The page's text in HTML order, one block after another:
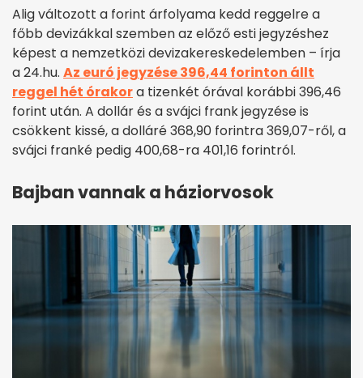
Alig változott a forint árfolyama kedd reggelre a
főbb devizákkal szemben az előző esti jegyzéshez
képest a nemzetközi devizakereskedelemben – írja
a 24.hu. Az euró jegyzése 396,44 forinton állt
reggel hét órakora tizenkét órával korábbi 396,46
forint után. A dollár és a svájci frank jegyzése is
csökkent kissé, a dolláré 368,90 forintra 369,07-ről, a
svájci franké pedig 400,68-ra 401,16 forintról.
Bajban vannak a háziorvosok